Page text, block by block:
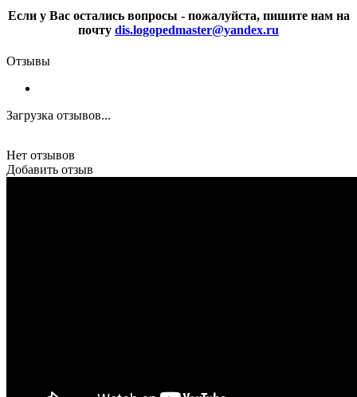
Если у Вас остались вопросы - пожалуйста, пишите нам на
почту dis.logopedmaster@yandex.ru
Отзывы
Загрузка отзывов...
Нет отзывов
Добавить отзыв